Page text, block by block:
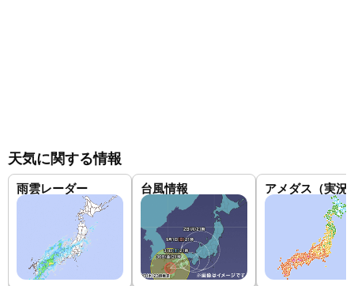
天気に関する情報
雨雲レーダー 台風情報 アメダス（実況